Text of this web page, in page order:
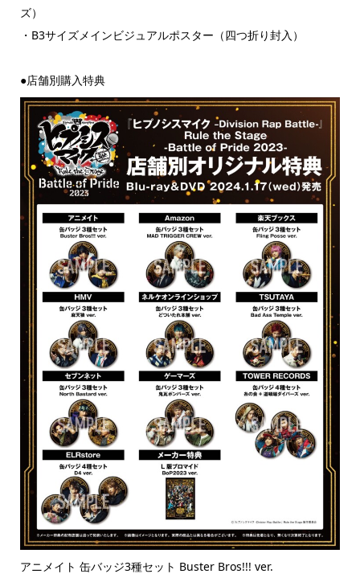
ズ）
・B3サイズメインビジュアルポスター（四つ折り封入）
●店舗別購入特典
アニメイト 缶バッジ3種セット Buster Bros!!! ver.